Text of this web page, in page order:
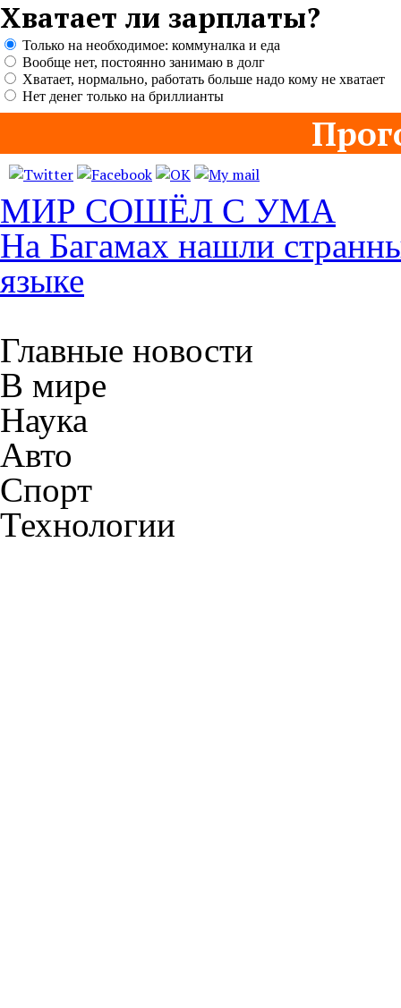
Хватает ли зарплаты?
Только на необходимое: коммуналка и еда
Вообще нет, постоянно занимаю в долг
Хватает, нормально, работать больше надо кому не хватает
Нет денег только на бриллианты
МИР СОШЁЛ С УМА
На Багамах нашли
языке
Главные новости
В мире
Наука
Авто
Спорт
Технологии